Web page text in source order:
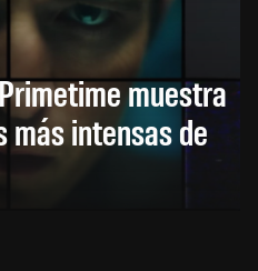
muestra
más intensas de